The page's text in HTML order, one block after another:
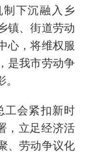
制下沉融入乡
镇、街道劳动
心，将维权服
是我市劳动争
工会紧扣新时
，立足经济活
、劳动争议化